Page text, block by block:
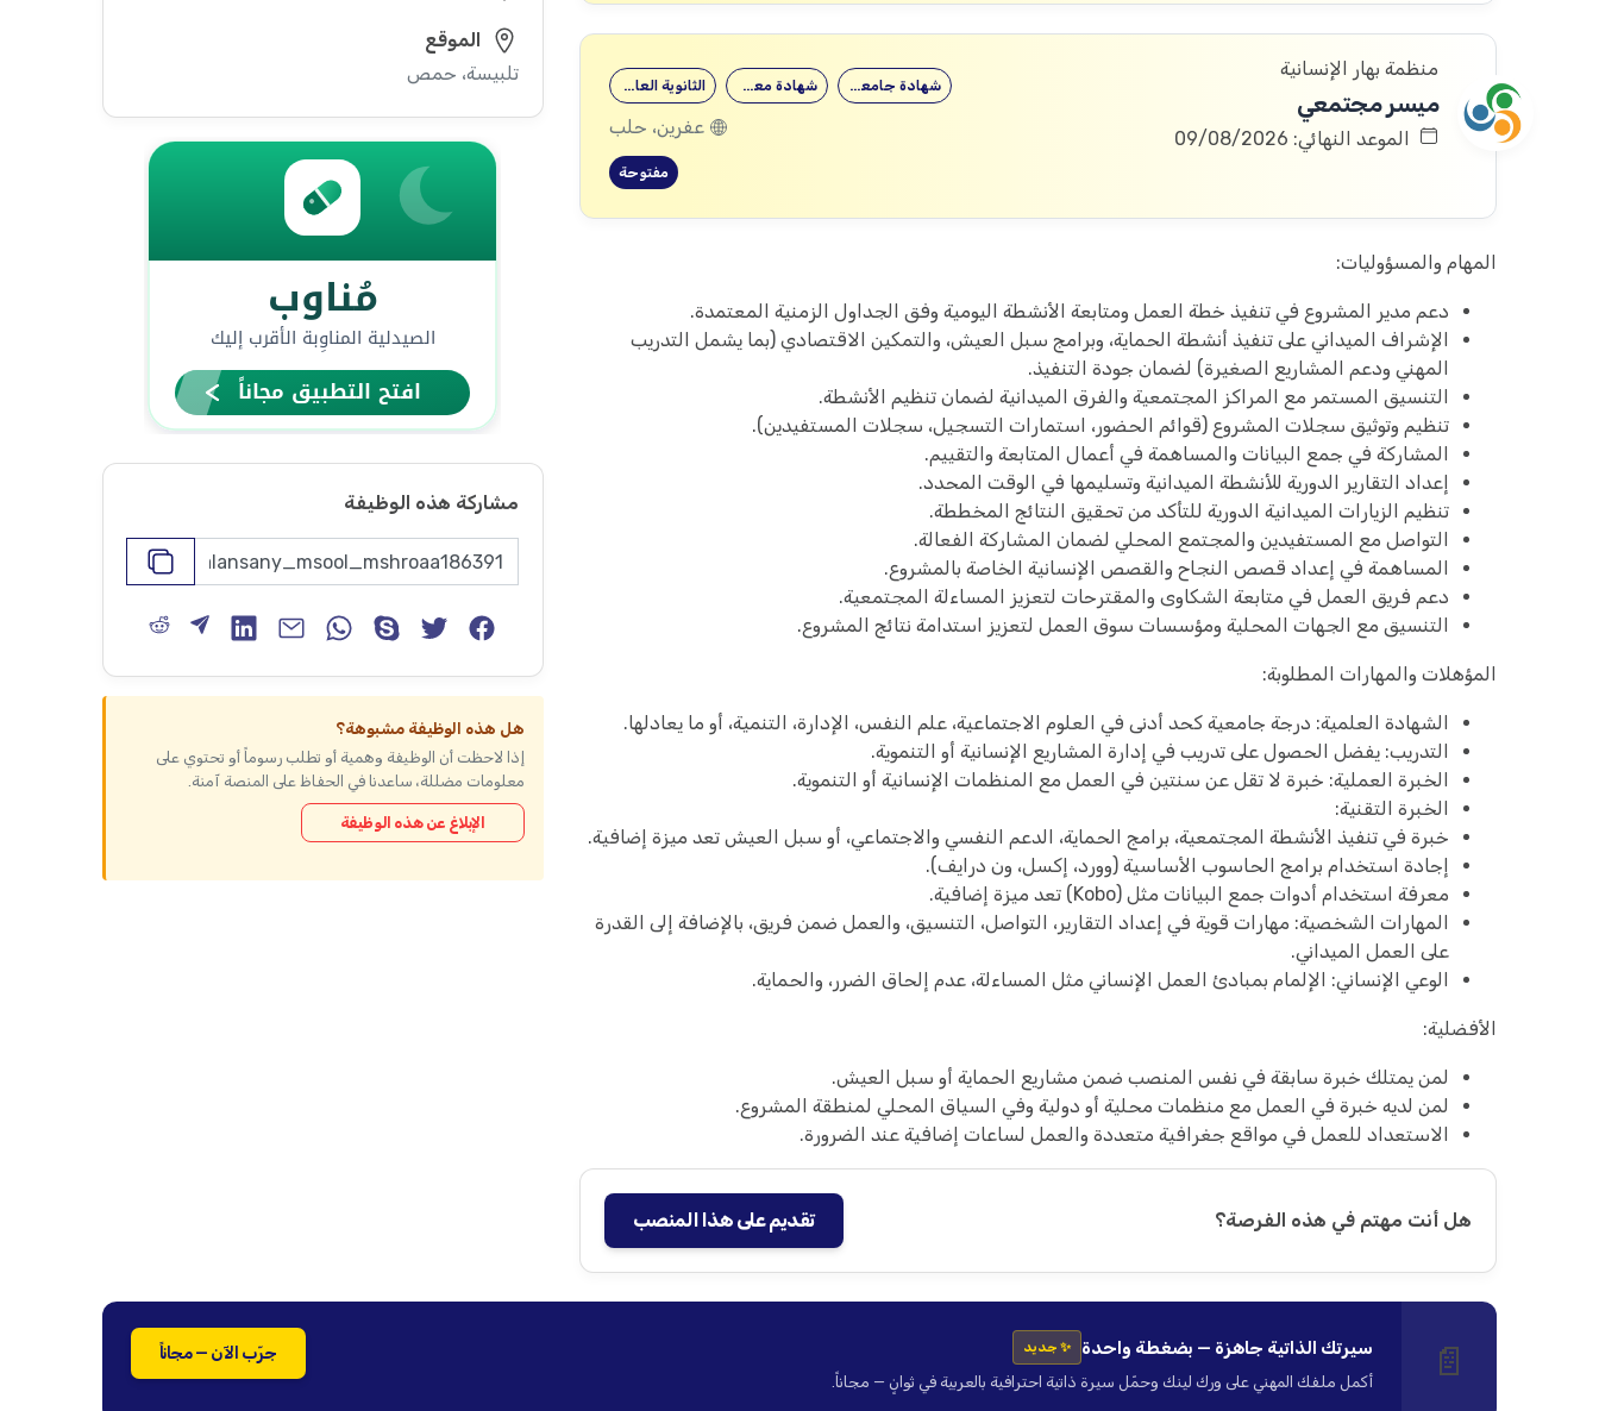
منظمة بهار الإنسانية
ميسر مجتمعي
الموعد النهائي: 09/08/2026
الثانوية العامة شهادة معهد شهادة جامعية
عفرين، حلب
مفتوحة
المهام والمسؤوليات:
دعم مدير المشروع في تنفيذ خطة العمل ومتابعة الأنشطة اليومية وفق الجداول الزمنية المعتمدة.
الإشراف الميداني على تنفيذ أنشطة الحماية، وبرامج سبل العيش، والتمكين الاقتصادي (بما يشمل التدريب
المهني ودعم المشاريع الصغيرة) لضمان جودة التنفيذ.
التنسيق المستمر مع المراكز المجتمعية والفرق الميدانية لضمان تنظيم الأنشطة.
تنظيم وتوثيق سجلات المشروع (قوائم الحضور، استمارات التسجيل، سجلات المستفيدين).
المشاركة في جمع البيانات والمساهمة في أعمال المتابعة والتقييم.
إعداد التقارير الدورية للأنشطة الميدانية وتسليمها في الوقت المحدد.
تنظيم الزيارات الميدانية الدورية للتأكد من تحقيق النتائج المخططة.
التواصل مع المستفيدين والمجتمع المحلي لضمان المشاركة الفعالة.
المساهمة في إعداد قصص النجاح والقصص الإنسانية الخاصة بالمشروع.
دعم فريق العمل في متابعة الشكاوى والمقترحات لتعزيز المساءلة المجتمعية.
التنسيق مع الجهات المحلية ومؤسسات سوق العمل لتعزيز استدامة نتائج المشروع.
المؤهلات والمهارات المطلوبة:
الشهادة العلمية: درجة جامعية كحد أدنى في العلوم الاجتماعية، علم النفس، الإدارة، التنمية، أو ما يعادلها.
التدريب: يفضل الحصول على تدريب في إدارة المشاريع الإنسانية أو التنموية.
الخبرة العملية: خبرة لا تقل عن سنتين في العمل مع المنظمات الإنسانية أو التنموية.
الخبرة التقنية:
خبرة في تنفيذ الأنشطة المجتمعية، برامج الحماية، الدعم النفسي والاجتماعي، أو سبل العيش تعد ميزة إضافية.
إجادة استخدام برامج الحاسوب الأساسية (وورد، إكسل، ون درايف).
معرفة استخدام أدوات جمع البيانات مثل (Kobo) تعد ميزة إضافية.
المهارات الشخصية: مهارات قوية في إعداد التقارير، التواصل، التنسيق، والعمل ضمن فريق، بالإضافة إلى القدرة
على العمل الميداني.
الوعي الإنساني: الإلمام بمبادئ العمل الإنساني مثل المساءلة، عدم إلحاق الضرر، والحماية.
الأفضلية:
لمن يمتلك خبرة سابقة في نفس المنصب ضمن مشاريع الحماية أو سبل العيش.
لمن لديه خبرة في العمل مع منظمات محلية أو دولية وفي السياق المحلي لمنطقة المشروع.
الاستعداد للعمل في مواقع جغرافية متعددة والعمل لساعات إضافية عند الضرورة.
هل أنت مهتم في هذه الفرصة؟ تقديم على هذا المنصب
الموقع
تلبيسة، حمص
مشاركة هذه الوظيفة
هل هذه الوظيفة مشبوهة؟
إذا لاحظت أن الوظيفة وهمية أو تطلب رسوماً أو تحتوي على
معلومات مضللة، ساعدنا في الحفاظ على المنصة آمنة.
الإبلاغ عن هذه الوظيفة
📄 سيرتك الذاتية جاهزة — بضغطة واحدة ✨ جديد
أكمل ملفك المهني على ورك لينك وحمّل سيرة ذاتية احترافية بالعربية في ثوانٍ — مجاناً.
جرّب الآن — مجاناً